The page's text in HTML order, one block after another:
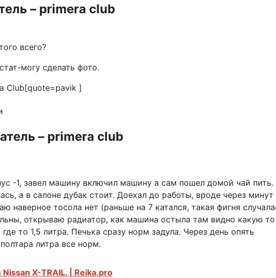
– primera club
всего?
могу сделать фото.
[quote=pavik ]
– primera club
-1, завел машину включил машину а сам пошел домой чай пить.
а в салоне дубак стоит. Доехал до работы, вроде через минут
наверное тосола нет (раньше на 7 катался, такая фигня
открываю радиатор, как машина остыла там видно какую то
то 1,5 литра. Печька сразу норм задула. Через день опять
литра все норм.
X-TRAIL. | Reika.pro